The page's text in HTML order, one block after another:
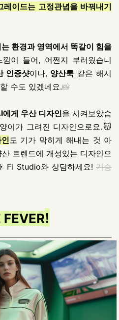
이드는 고정관념을 바꿔내기
환경과 영역에서 똑같이 힘을
이 들어, 어쩐지 부러웠습니
인증샷이나, 양산룩 같은 해시
수도 있겠네요.📸
에게 우산 디자인을 시켜보았습
이가 그려진 디자인으로요.😽
도 기가 막히게 해내는 것 아
트렌드에 개성있는 디자인으
Fi Studio와 상담하세요! 기승
!